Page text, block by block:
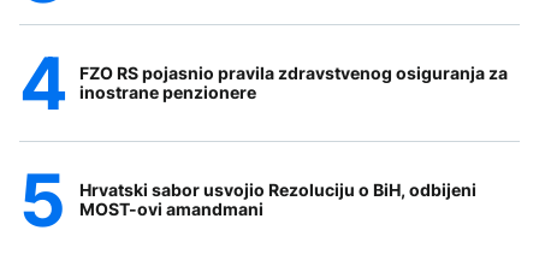
FZO RS pojasnio pravila zdravstvenog osiguranja za
inostrane penzionere
Hrvatski sabor usvojio Rezoluciju o BiH, odbijeni
MOST-ovi amandmani